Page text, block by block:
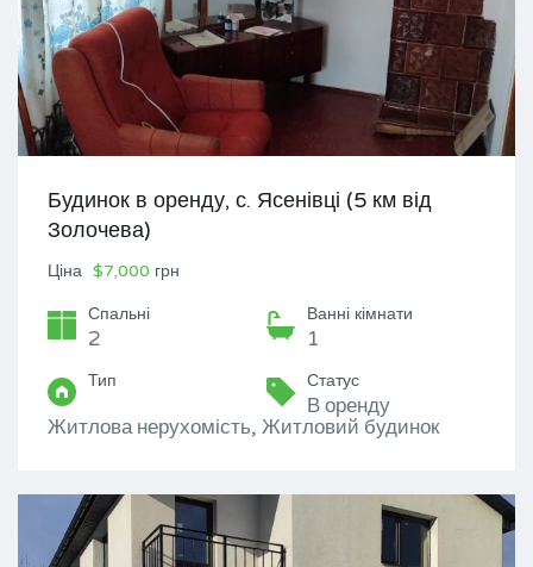
Будинок в оренду, с. Ясенівці (5 км від
Золочева)
Ціна $7,000 грн
Спальні
2
Ванні кімнати
1
Тип
Житлова нерухомість, Житловий будинок
Статус
В оренду